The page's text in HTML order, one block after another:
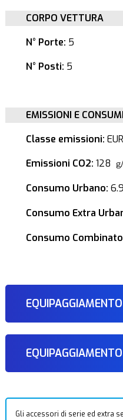
CORPO VETTURA
N° Porte: 5
N° Posti: 5
EMISSIONI E CONSUMI
Classe emissioni:
Emissioni CO2: 128
Consumo Urbano: 6.9
Consumo Extra
Consumo
Gli accessori di serie ed extra